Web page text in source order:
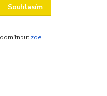
Souhlasím
zde.